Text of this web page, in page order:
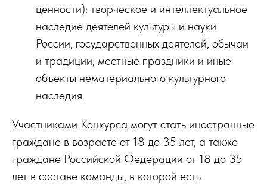
ценности): творческое и интеллектуальное
наследие деятелей культуры и науки
России, государственных деятелей, обычаи
и традиции, местные праздники и иные
объекты нематериального культурного
наследия.
Участниками Конкурса могут стать иностранные
граждане в возрасте от 18 до 35 лет, а также
граждане Российской Федерации от 18 до 35
лет в составе команды, в которой есть